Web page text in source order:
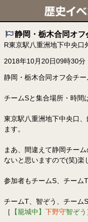
静岡・栃木合同オ
R東京駅八重洲地下中央口
2018年10月20日09時30分
静岡・栃木合同オフ会チー
チームSと集合場所・時間
東京駅八重洲地下中央口
ます。
まあ、間違えて静岡チー
ないと思いますので(笑)楽
参加者もチームS、チーム
チームT、智ぞう、チーム
［
【籠城中】 下野守智ぞう